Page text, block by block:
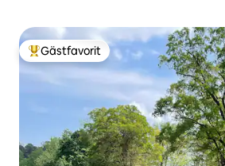
Populär gästfavorit
Gästfavorit